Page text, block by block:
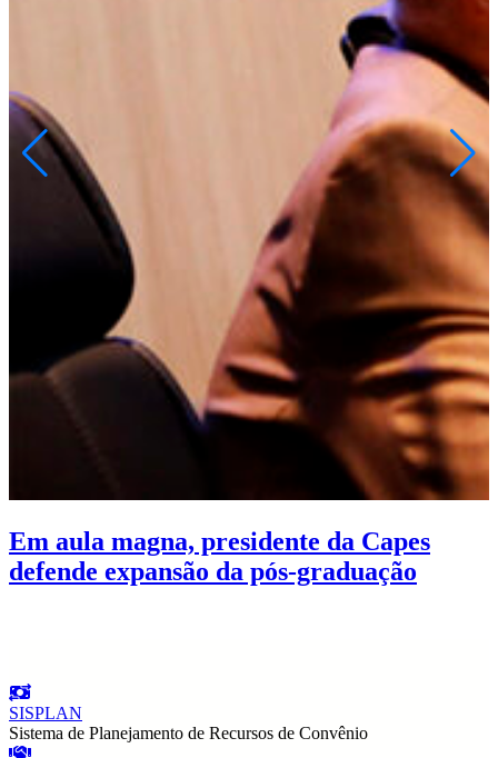
Em aula magna, presidente da Capes
defende expansão da pós-graduação
SISPLAN
Sistema de Planejamento de Recursos de Convênio